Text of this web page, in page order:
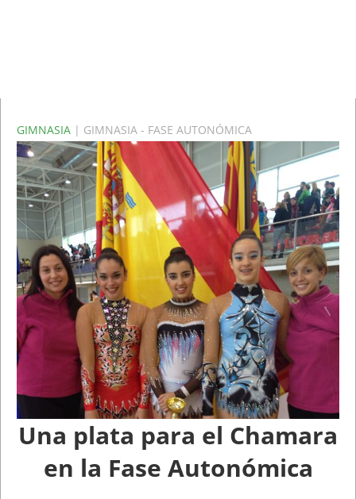
GIMNASIA | GIMNASIA - FASE AUTONÓMICA
Una plata para el Chamara
en la Fase Autonómica